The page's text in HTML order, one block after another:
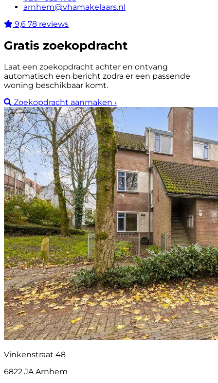
arnhem@vhamakelaars.nl
9,6 78 reviews
Gratis zoekopdracht
Laat een zoekopdracht achter en ontvang
automatisch een bericht zodra er een passende
woning beschikbaar komt.
Zoekopdracht aanmaken ›
Vinkenstraat 48
6822 JA Arnhem